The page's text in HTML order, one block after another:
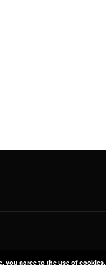
you agree to the use of cookies.